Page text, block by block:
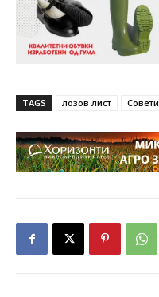
TAGS лозов лист Совети